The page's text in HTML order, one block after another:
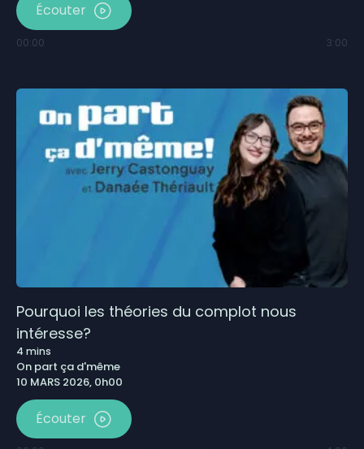
Écouter
00:00 3:00
Pourquoi les théories du complot nous
intéresse?
4 mins
On part ça d'même
10 MARS 2026, 0h00
Écouter